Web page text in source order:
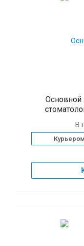
Основной
В